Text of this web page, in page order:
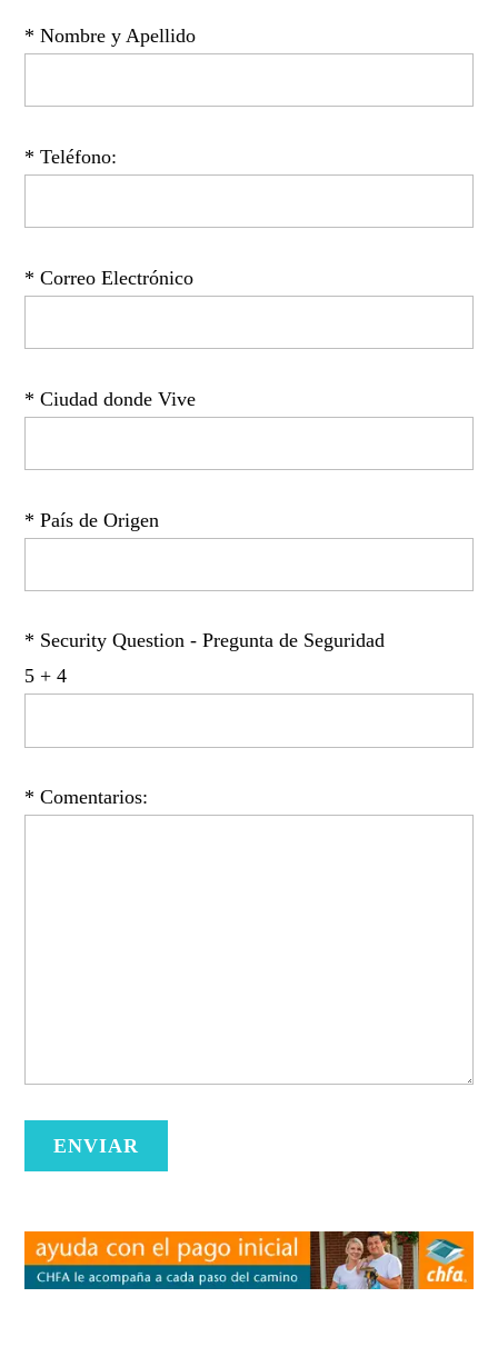
* Nombre y Apellido
* Teléfono:
* Correo Electrónico
* Ciudad donde Vive
* País de Origen
* Security Question - Pregunta de Seguridad
5 + 4
* Comentarios: